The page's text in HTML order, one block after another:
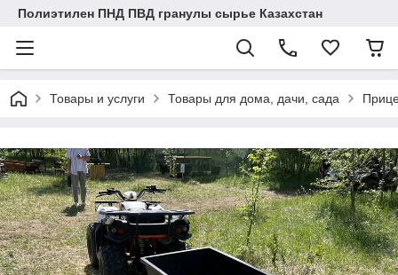
Полиэтилен ПНД ПВД гранулы сырье Казахстан
Товары и услуги Товары для дома, дачи, сада